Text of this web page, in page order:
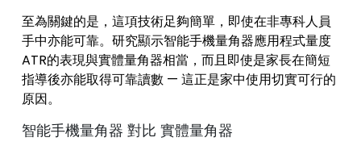
至為關鍵的是，這項技術足夠簡單，即使在非專科人員
手中亦能可靠。研究顯示智能手機量角器應用程式量度
ATR的表現與實體量角器相當，而且即使是家長在簡短
指導後亦能取得可靠讀數 — 這正是家中使用切實可行的
原因。
智能手機量角器 對比 實體量角器